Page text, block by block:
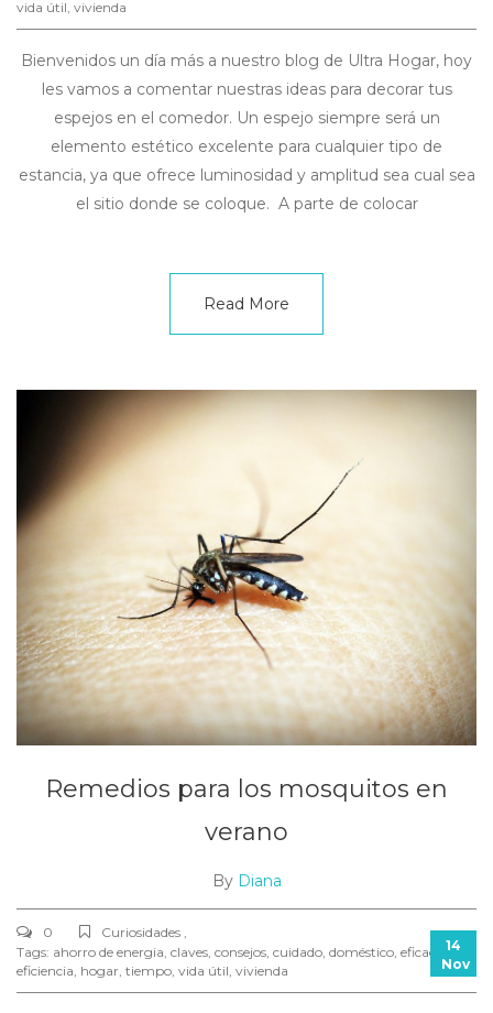
vida útil, vivienda
Bienvenidos un día más a nuestro blog de Ultra Hogar, hoy
les vamos a comentar nuestras ideas para decorar tus
espejos en el comedor. Un espejo siempre será un
elemento estético excelente para cualquier tipo de
estancia, ya que ofrece luminosidad y amplitud sea cual sea
el sitio donde se coloque. A parte de colocar
Read More
Remedios para los mosquitos en
verano
By Diana
0
Curiosidades ,
Tags: ahorro de energia, claves, consejos, cuidado, doméstico, eficacia ,
eficiencia, hogar, tiempo, vida útil, vivienda
14
Nov